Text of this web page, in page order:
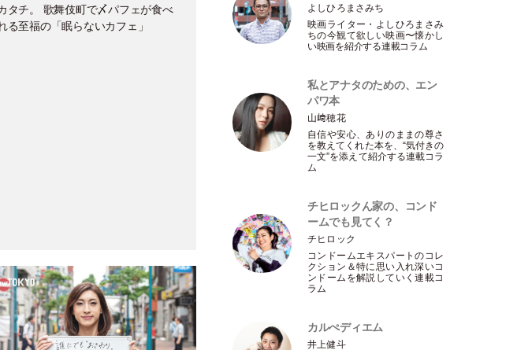
タチ。 歌舞伎町で〆パフェが食べ
る至福の「眠らないカフェ」
よしひろまさみち
映画ライター ・ よしひろまさみ
ちの今観て欲しい映画〜懐かし
い映画を紹介する連載コラム
私とアナタのための、エン
パワ本
山﨑穂花
自信や安心、ありのままの尊さ
を教えてくれた本を、“気付きの
一文”を添えて紹介する連載コラ
ム
チヒロックん家の、コンド
ームでも見てく？
チヒロック
コンドームエキスパートのコレ
クション＆特に思い入れ深いコ
ンドームを解説していく連載コ
ラム
カルぺディエム
井上健斗